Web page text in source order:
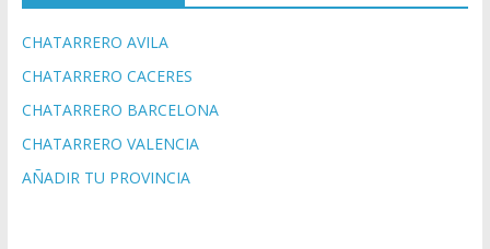
CHATARRERO AVILA
CHATARRERO CACERES
CHATARRERO BARCELONA
CHATARRERO VALENCIA
AÑADIR TU PROVINCIA